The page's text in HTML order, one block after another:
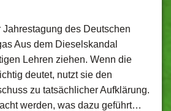
Jahrestagung des Deutschen
Aus dem Dieselskandal
Lehren ziehen. Wenn die
deutet, nutzt sie den
zu tatsächlicher Aufklärung.
werden, was dazu geführt…